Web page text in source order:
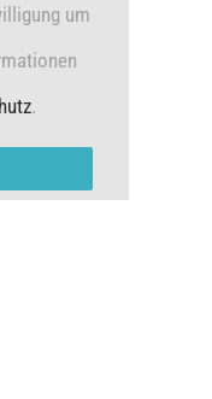
um
.